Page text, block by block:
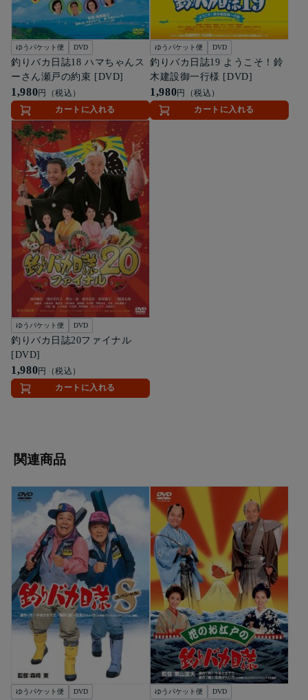
ゆうパケット便 DVD
釣りバカ日誌18 ハマちゃんス
ーさん瀬戸の約束 [DVD]
1,980円（税込）
カートに入れる
ゆうパケット便 DVD
釣りバカ日誌19 ようこそ！鈴
木建設御一行様 [DVD]
1,980円（税込）
カートに入れる
ゆうパケット便 DVD
釣りバカ日誌20ファイナル
[DVD]
1,980円（税込）
カートに入れる
関連商品
ゆうパケット便 DVD ゆうパケット便 DVD